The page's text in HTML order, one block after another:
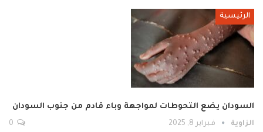
الرئيسية
السودان يضع التحوطات لمواجهة وباء قادم من جنوب السودان
الزاوية فبراير 8, 2025